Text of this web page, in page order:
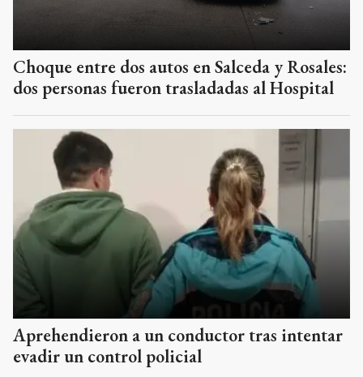
Choque entre dos autos en Salceda y Rosales:
dos personas fueron trasladadas al Hospital
Aprehendieron a un conductor tras intentar
evadir un control policial